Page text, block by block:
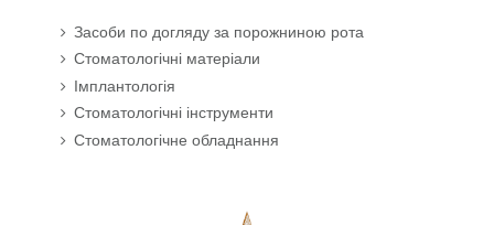
Засоби по догляду за порожниною рота
Стоматологічні матеріали
Імплантологія
Стоматологічні інструменти
Стоматологічне обладнання